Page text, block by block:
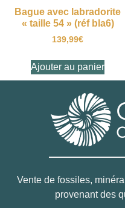
Bague avec labradorite
« taille 54 » (réf bla6)
139,99€
Ajouter au panier
Vente de fossiles,
provenant des